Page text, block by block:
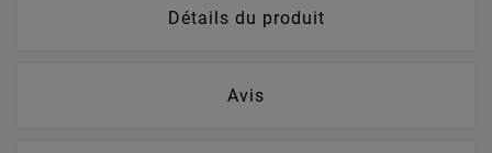
Détails du produit
Avis